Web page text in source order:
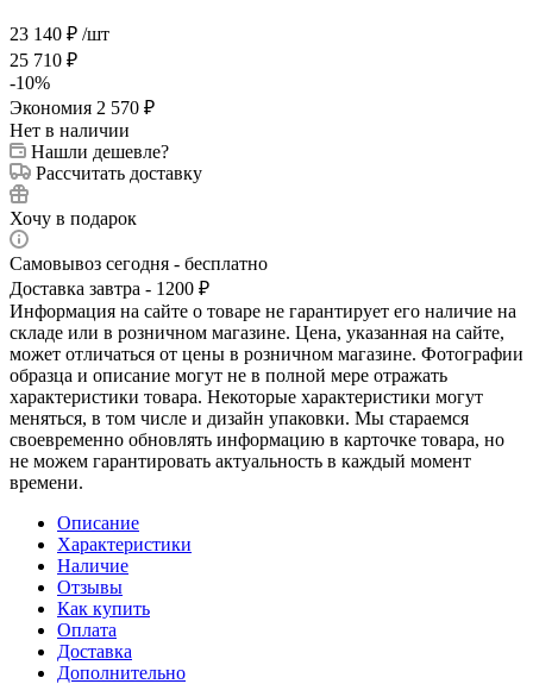
23 140 ₽ /шт
25 710 ₽
-10%
Экономия 2 570 ₽
Нет в наличии
Нашли дешевле?
Рассчитать доставку
Хочу в подарок
Самовывоз сегодня - бесплатно
Доставка завтра - 1200 ₽
Информация на сайте о товаре не гарантирует его наличие на
складе или в розничном магазине. Цена, указанная на сайте,
может отличаться от цены в розничном магазине. Фотографии
образца и описание могут не в полной мере отражать
характеристики товара. Некоторые характеристики могут
меняться, в том числе и дизайн упаковки. Мы стараемся
своевременно обновлять информацию в карточке товара, но
не можем гарантировать актуальность в каждый момент
времени.
Описание
Характеристики
Наличие
Отзывы
Как купить
Оплата
Доставка
Дополнительно